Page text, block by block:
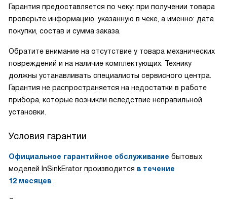
Гарантия предоставляется по чеку: при получении товара
проверьте информацию, указанную в чеке, а именно: дата
покупки, состав и сумма заказа.
Обратите внимание на отсутствие у товара механических
повреждений и на наличие комплектующих. Технику
должны устанавливать специалисты сервисного центра.
Гарантия не распространяется на недостатки в работе
прибора, которые возникли вследствие неправильной
установки.
Условия гарантии
Официальное гарантийное обслуживание бытовых
моделей InSinkErator производится в течение
12 месяцев